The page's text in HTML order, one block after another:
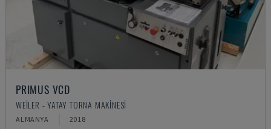
PRIMUS VCD
WEILER - YATAY TORNA MAKINESI
ALMANYA 2018